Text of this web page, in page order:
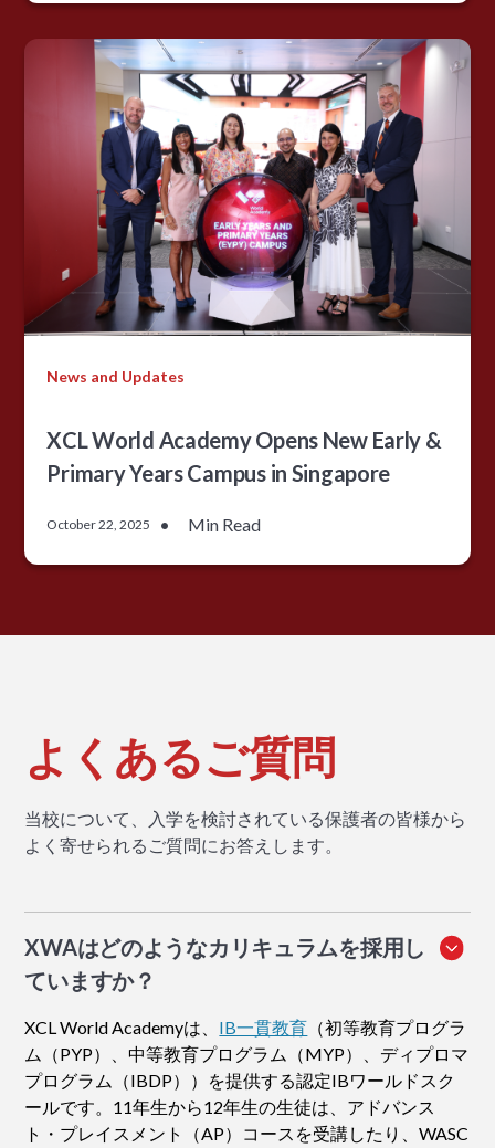
News and Updates
XCL World Academy Opens New Early &
Primary Years Campus in Singapore
October 22, 2025 • Min Read
よくあるご質問
当校について、入学を検討されている保護者の皆様から
よく寄せられるご質問にお答えします。
XWAはどのようなカリキュラムを採用し
ていますか？
XCL World Academyは、 IB一貫教育 （初等教育プログラ
ム（PYP）、中等教育プログラム（MYP）、ディプロマ
プログラム（IBDP））を提供する認定IBワールドスク
ールです。11年生から12年生の生徒は、アドバンス
ト・プレイスメント（AP）コースを受講したり、WASC